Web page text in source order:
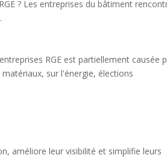
? Les entreprises du bâtiment
RGE est partiellement causée
sur l'énergie, élections
améliore leur visibilité et simplifie leurs